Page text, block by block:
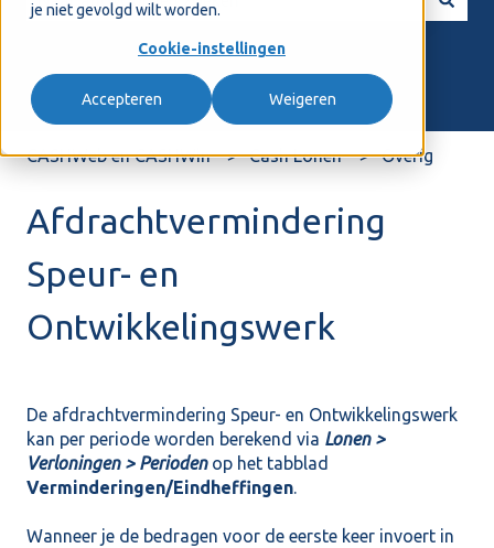
je niet gevolgd wilt worden.
Cookie-instellingen
Accepteren Weigeren
CASHWeb en CASHWin Cash Lonen Overig
Afdrachtvermindering
Speur- en
Ontwikkelingswerk
De afdrachtvermindering Speur- en Ontwikkelingswerk
kan per periode worden berekend via Lonen >
Verloningen > Periodenop het tabblad
Verminderingen/Eindheffingen.
Wanneer je de bedragen voor de eerste keer invoert in